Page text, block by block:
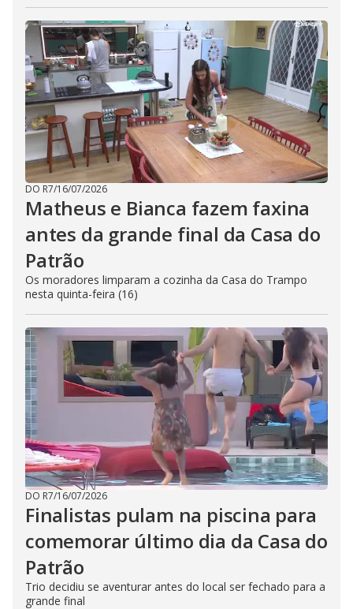
DO R7/16/07/2026
Matheus e Bianca fazem faxina
antes da grande final da Casa do
Patrão
Os moradores limparam a cozinha da Casa do Trampo
nesta quinta-feira (16)
DO R7/16/07/2026
Finalistas pulam na piscina para
comemorar último dia da Casa do
Patrão
Trio decidiu se aventurar antes do local ser fechado para a
grande final